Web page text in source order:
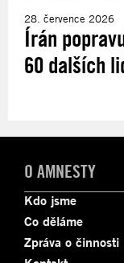
28. července 2026
Írán
60 dalších
O AMNESTY
Kdo jsme
Co děláme
Zpráva o činnosti